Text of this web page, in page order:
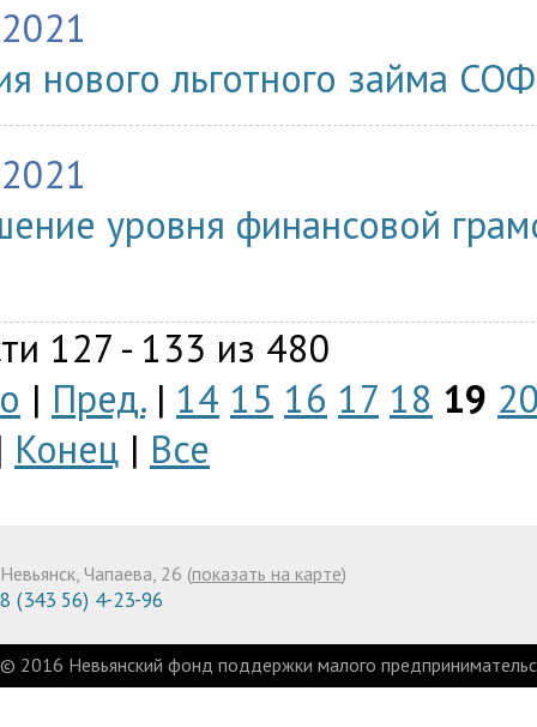
нового льготного займа
уровня финансовой
127 - 133 из 480
| Пред.| 14 15 16 17 18 19
Конец | Все
Невьянск, Чапаева, 26 (показать на карте)
8 (343 56) 4-23-96
© 2016 Невьянский фонд поддержки малого